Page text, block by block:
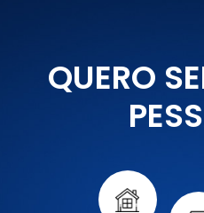
QUERO